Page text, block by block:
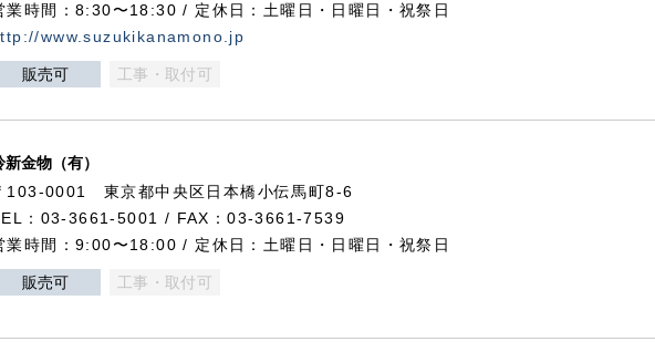
業時間：8:30〜18:30 / 定休日：土曜日・日曜日・祝祭日
www.suzukikanamono.jp
販売可 工事・取付可
新金物（有）
103-0001 東京都中央区日本橋小伝馬町8-6
：03-3661-5001 / FAX：03-3661-7539
業時間：9:00〜18:00 / 定休日：土曜日・日曜日・祝祭日
販売可 工事・取付可